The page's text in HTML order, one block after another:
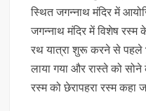
स्थित जगन्नाथ मंदिर में
जगन्नाथ मंदिर में विशेष रस्म
रथ यात्रा शुरू करने से पहले
लाया गया और रास्ते को
रस्म को छेरापहरा रस्म कहा